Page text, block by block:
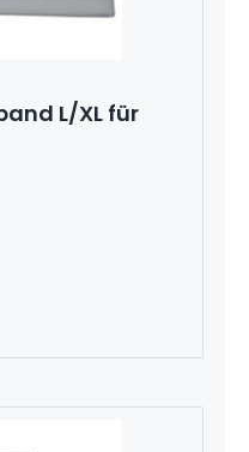
L/XL für